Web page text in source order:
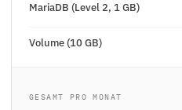
MariaDB (Level 2, 1 GB)
Volume (10 GB)
GESAMT PRO MONAT